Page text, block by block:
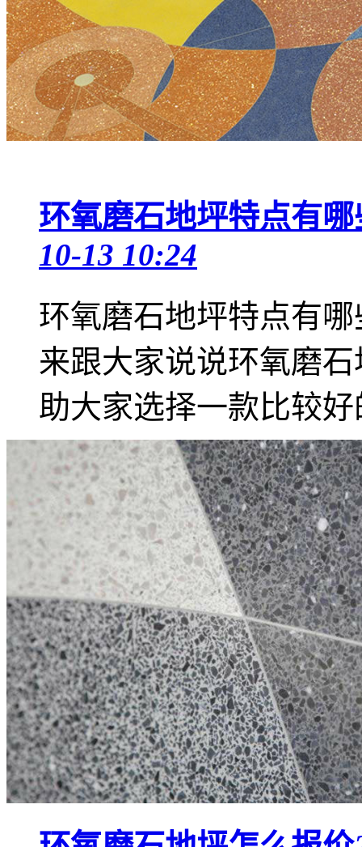
环氧磨石地坪特点有
10-13 10:24
环氧磨石地坪特点有
来跟大家说说环氧磨
助大家选择一款比较